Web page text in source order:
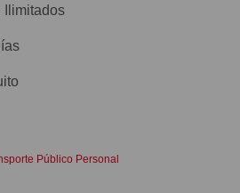
Ilimitados
Público Personal